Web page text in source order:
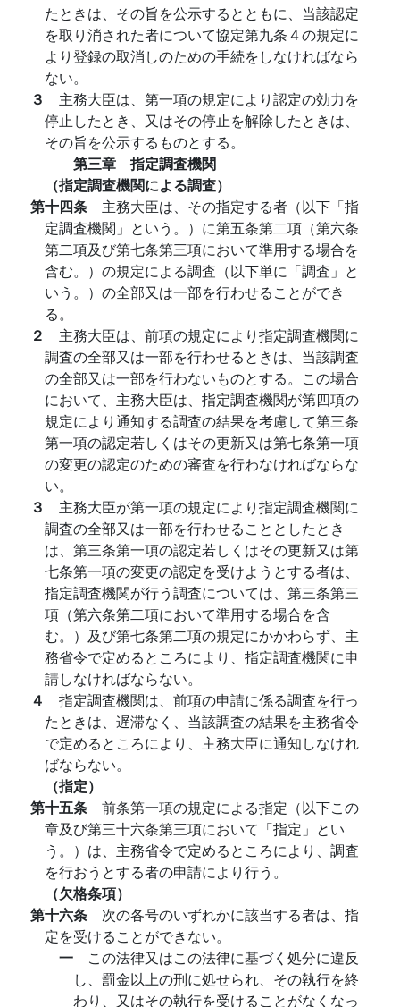
たときは、その旨を公示するとともに、当該認定
を取り消された者について協定第九条４の規定に
より登録の取消しのための手続をしなければなら
ない。
３ 主務大臣は、第一項の規定により認定の効力を
停止したとき、又はその停止を解除したときは、
その旨を公示するものとする。
第三章 指定調査機関
（指定調査機関による調査）
第十四条 主務大臣は、その指定する者（以下「指
定調査機関」という。）に第五条第二項（第六条
第二項及び第七条第三項において準用する場合を
含む。）の規定による調査（以下単に「調査」と
いう。）の全部又は一部を行わせることができ
る。
２ 主務大臣は、前項の規定により指定調査機関に
調査の全部又は一部を行わせるときは、当該調査
の全部又は一部を行わないものとする。この場合
において、主務大臣は、指定調査機関が第四項の
規定により通知する調査の結果を考慮して第三条
第一項の認定若しくはその更新又は第七条第一項
の変更の認定のための審査を行わなければならな
い。
３ 主務大臣が第一項の規定により指定調査機関に
調査の全部又は一部を行わせることとしたとき
は、第三条第一項の認定若しくはその更新又は第
七条第一項の変更の認定を受けようとする者は、
指定調査機関が行う調査については、第三条第三
項（第六条第二項において準用する場合を含
む。）及び第七条第二項の規定にかかわらず、主
務省令で定めるところにより、指定調査機関に申
請しなければならない。
４ 指定調査機関は、前項の申請に係る調査を行っ
たときは、遅滞なく、当該調査の結果を主務省令
で定めるところにより、主務大臣に通知しなけれ
ばならない。
（指定）
第十五条 前条第一項の規定による指定（以下この
章及び第三十六条第三項において「指定」とい
う。）は、主務省令で定めるところにより、調査
を行おうとする者の申請により行う。
（欠格条項）
第十六条 次の各号のいずれかに該当する者は、指
定を受けることができない。
一 この法律又はこの法律に基づく処分に違反
し、罰金以上の刑に処せられ、その執行を終
わり、又はその執行を受けることがなくなっ